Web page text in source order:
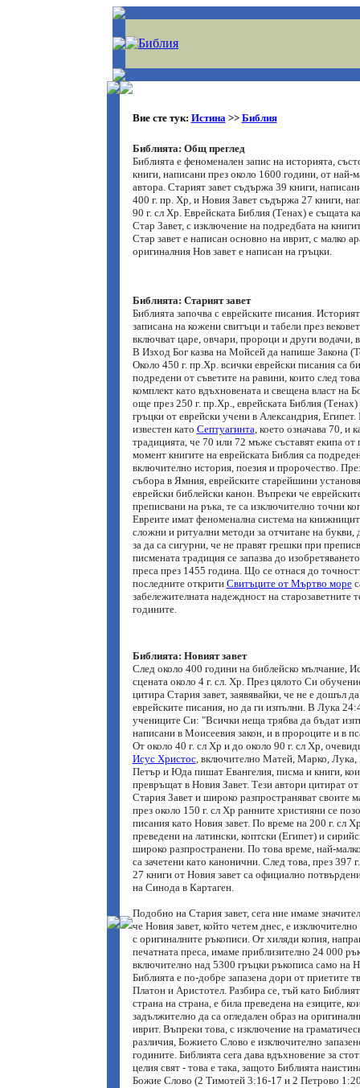
Вие сте тук: Истина>> Библия
Библията: Общ преглед
Библията е феноменален запис на историята,
книги, написани през около 1600 години, от най-
автора. Старият завет съдържа 39 книги,
400 г. пр. Хр, и Новия Завет съдържа 27 книги,
90 г. сл Хр. Еврейската Библия (Тенах) е същата
Стар Завет, с изключение на подредбата на
Стар завет е написан основно на иврит, с малко
оригиналния Нов завет е написан на гръцки.
Библията: Старият завет
Библията започва с еврейските писания.
записана на кожени свитъци и табели през
включват царе, овчари, пророци и други водачи,
В Изход Бог казва на Мойсей да напише Закона
Около 450 г. пр.Хр. всички еврейски писания са
подредени от съветите на равини, които след
комплект като вдъхновената и свещена власт на
още през 250 г. пр.Хр., еврейската Библия (Тенах)
гръцки от еврейски учени в Александрия, Египет.
известен като Септуагинта, което означава 70, и
традицията, че 70 или 72 мъже съставят екипа от
момент книгите на еврейската Библия са
включително история, поезия и пророчество.
събора в Ямния, еврейските старейшини
еврейски библейски канон. Въпреки че
преписвани на ръка, те са изключително точни
Евреите имат феноменална система на
сложни и ритуални методи за отчитане на букви,
за да са сигурни, че не правят грешки при
писмената традиция се запазва до
преса през 1455 година. Що се отнася до
последните открити Свитъците от Мъртво море
забележителната надеждност на старозаветните
годините.
Библията: Новият завет
След около 400 години на библейско мълчание,
сцената около 4 г. сл. Хр. През цялото Си
цитира Стария завет, заявявайки, че не е дошъл
еврейските писания, но да ги изпълни. В Лука
учениците Си: "Всички неща трябва да бъдат
написани в Моисеевия закон, и в пророците и в
От около 40 г. сл Хр и до около 90 г. сл Хр,
Исус Христос, включително Матей, Марко, Лука,
Петър и Юда пишат Евангелия, писма и книги,
превръщат в Новия Завет. Тези автори цитират
Стария Завет и широко разпространяват своите
през около 150 г. сл Хр ранните християни се
писания като Новия завет. По време на 200 г. сл
преведени на латински, коптски (Египет) и
широко разпространени. По това време, най-
са зачетени като канонични. След това, през 397
27 книги от Новия завет са официално
на Синода в Картаген.
Подобно на Стария завет, сега ние имаме
че Новия завет, който четем днес, е
с оригиналните ръкописи. От хиляди копия,
печатната преса, имаме приблизително 24 000
включително над 5300 гръцки ръкописа само на
Библията е по-добре запазена дори от приетите
Платон и Аристотел. Разбира се, тъй като
страна на страна, е била преведена на езиците,
задължително да са огледален образ на
иврит. Въпреки това, с изключение на
различия, Божието Слово е изключително
годините. Библията сега дава вдъхновение за
целия свят - това е така, защото Библията
Божие Слово (2 Тимотей 3:16-17 и 2 Петрово